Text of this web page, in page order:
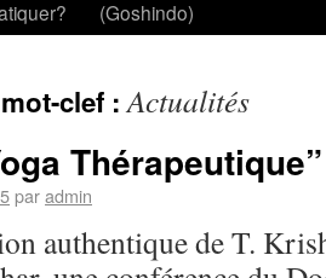
(Goshindo)
clef :Actualités
Thérapeutique”
paradmin
authentique de T.